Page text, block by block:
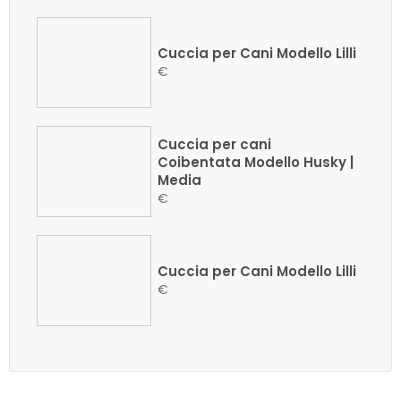
Cuccia per Cani Modello Lilli
€
Cuccia per cani
Coibentata Modello Husky |
Media
€
Cuccia per Cani Modello Lilli
€